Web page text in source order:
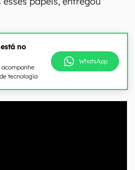
no
acompanhe
tecnologia
WhatsApp